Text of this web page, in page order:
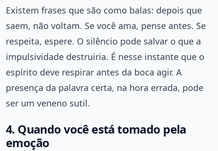
Existem frases que são como balas: depois que
saem, não voltam. Se você ama, pense antes. Se
respeita, espere. O silêncio pode salvar o que a
impulsividade destruiria. É nesse instante que o
espírito deve respirar antes da boca agir. A
presença da palavra certa, na hora errada, pode
ser um veneno sutil.
4. Quando você está tomado pela
emoção